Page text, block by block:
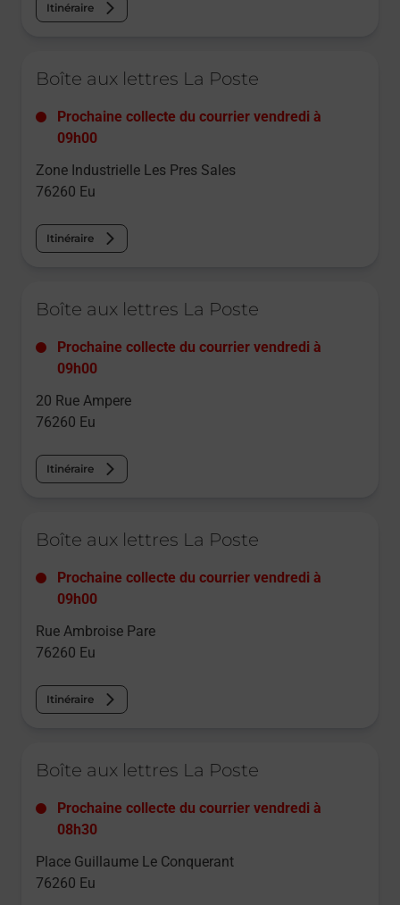
Itinéraire
Boîte aux lettres La Poste
Prochaine collecte du courrier vendredi à
09h00
Zone Industrielle Les Pres Sales
76260 Eu
Itinéraire
Boîte aux lettres La Poste
Prochaine collecte du courrier vendredi à
09h00
20 Rue Ampere
76260 Eu
Itinéraire
Boîte aux lettres La Poste
Prochaine collecte du courrier vendredi à
09h00
Rue Ambroise Pare
76260 Eu
Itinéraire
Boîte aux lettres La Poste
Prochaine collecte du courrier vendredi à
08h30
Place Guillaume Le Conquerant
76260 Eu